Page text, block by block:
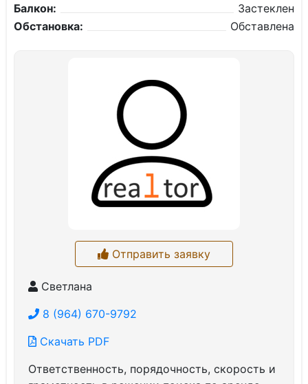
Балкон:
Застеклен
Обстановка:
Обставлена
Отправить заявку
Светлана
8 (964) 670-9792
Скачать PDF
Ответственность, порядочность, скорость и